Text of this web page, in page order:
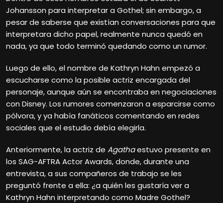
Johansson para interpretar a Gothel; sin embargo, a
pesar de saberse que existían conversaciones para que
interpretara dicho papel, realmente nunca quedó en
nada, ya que todo terminó quedando como un rumor.
Luego de ello, el nombre de Kathryn Hahn empezó a
escucharse como la posible actriz encargada del
personaje, aunque aún se encontraba en negociaciones
con Disney. Los rumores comenzaron a esparcirse como
pólvora, y ya había fanáticos comentando en redes
sociales que el estudio debía elegirla.
Anteriormente, la actriz de Agathaestuvo presente en
los SAG-AFTRA Actor Awards, donde, durante una
entrevista, a sus compañeros de trabajo se les
preguntó frente a ella: ¿a quién les gustaría ver a
Kathryn Hahn interpretando como Madre Gothel?